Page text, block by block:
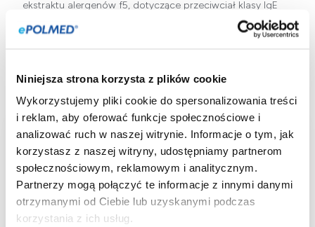
Niniejsza strona korzysta z plików cookie
Wykorzystujemy pliki cookie do spersonalizowania treści
i reklam, aby oferować funkcje społecznościowe i
analizować ruch w naszej witrynie. Informacje o tym, jak
korzystasz z naszej witryny, udostępniamy partnerom
społecznościowym, reklamowym i analitycznym.
Partnerzy mogą połączyć te informacje z innymi danymi
otrzymanymi od Ciebie lub uzyskanymi podczas
korzystania z ich usług.
ekstraktu alergenów f5, dotyczące przeciwciał klasy IgE
specyficznych wobec alergenów mąki żytniej. Badanie to
jest przydatne w diagnostyce alergii pokarmowej zależnej
Aplikacja
ePOLMED
Wygodne umawianie i odwoływanie